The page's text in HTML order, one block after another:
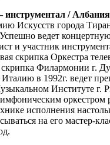
инструментал / Албания
Искусств города
ведет
и участник
скрипка Оркестра
Филармонии г.
в 1992г. ведет
Институте г.
оркестром
исполнения
на его мастер-